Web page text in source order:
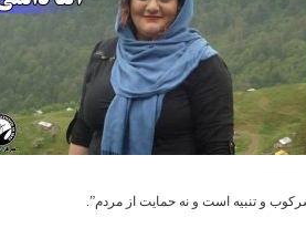
و تنبیه است و نه حمایت از مردم”.